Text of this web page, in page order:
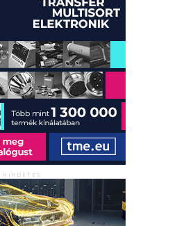
HIRDETÉS